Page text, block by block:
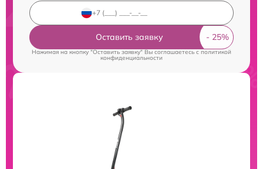
Оставить заявку
Нажимая на кнопку "Оставить заявку" Вы соглашаетесь cполитикой
конфиденциальности